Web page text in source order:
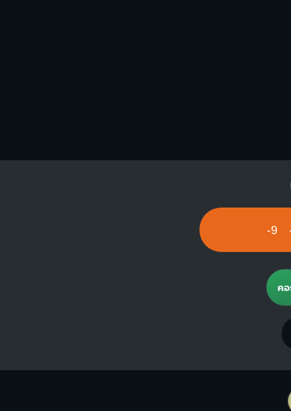
-9
ค